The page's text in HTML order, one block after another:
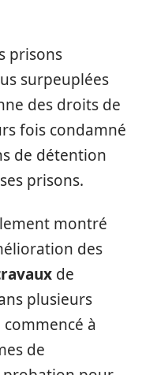
prisons
surpeuplées
des droits de
fois condamné
de détention
prisons.
montré
des
de
plusieurs
à
de